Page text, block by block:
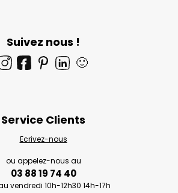
Suivez nous !
🙂
Service Clients
Ecrivez-nous
ou appelez-nous au
03 88 19 74 40
vendredi 10h-12h30 14h-17h